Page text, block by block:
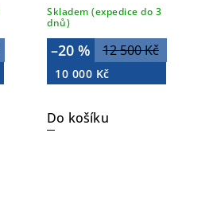
Skladem (expedice do 3
dnů)
12 500 Kč
–20 %
10 000 Kč
Do košíku